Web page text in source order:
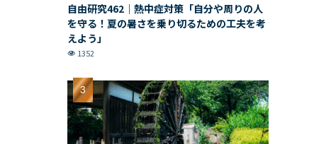
自由研究462｜熱中症対策「自分や周りの人
を守る！夏の暑さを乗り切るための工夫を考
えよう」
1352